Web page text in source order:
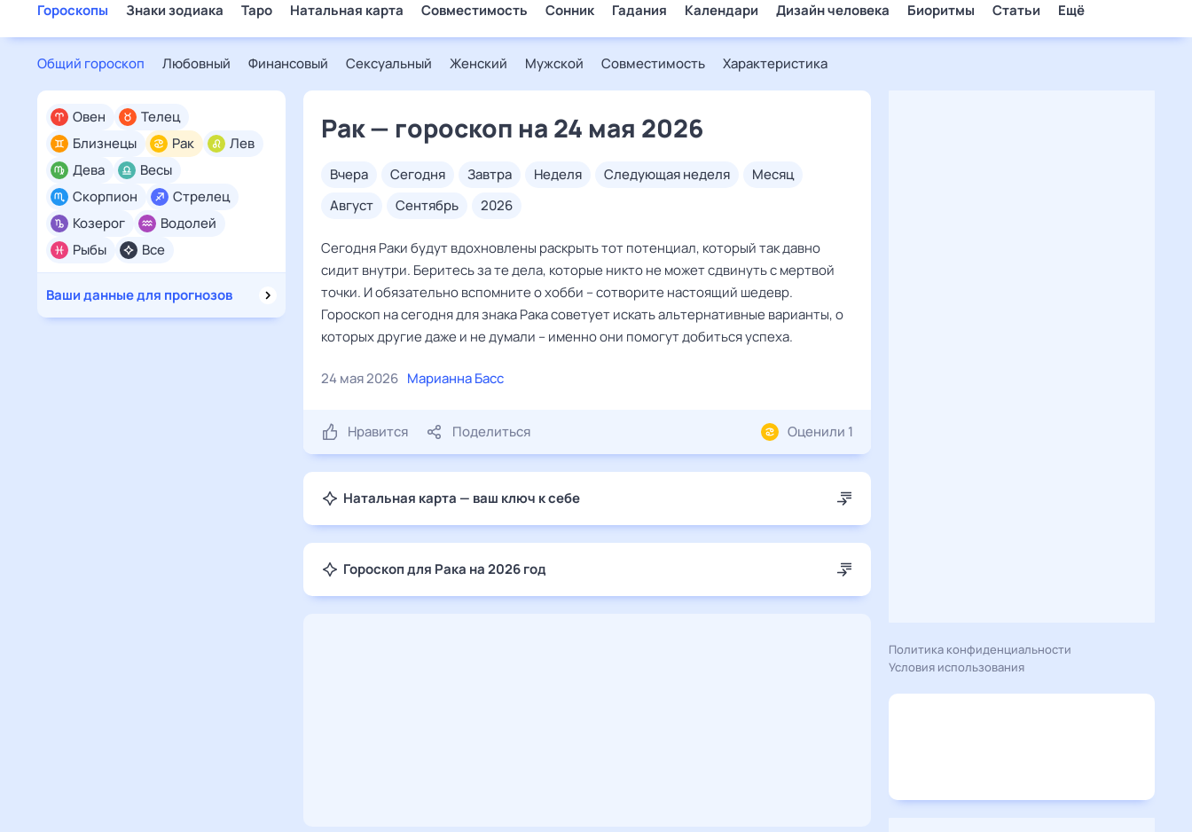
Гороскопы Знаки зодиака Таро Натальная карта Совместимость Сонник Гадания Календари Дизайн человека Биоритмы Статьи Ещё
Общий гороскоп Любовный Финансовый Сексуальный Женский Мужской Совместимость Характеристика
Все
Овен
Телец
Близнецы
Рак
Лев
Дева
Весы
Скорпион
Стрелец
Козерог
Водолей
Рыбы
Ваши данные для прогнозов
Рак — гороскоп на 24 мая 2026
вчера сегодня завтра неделя следующая неделя
месяц
август
сентябрь 2026
Сегодня Раки будут вдохновлены раскрыть тот потенциал, который так давно
сидит внутри. Беритесь за те дела, которые никто не может сдвинуть с мертвой
точки. И обязательно вспомните о хобби – сотворите настоящий шедевр.
Гороскоп на сегодня для знака Рака советует искать альтернативные варианты, о
которых другие даже и не думали – именно они помогут добиться успеха.
24 мая 2026 Марианна Басс
Нравится Поделиться Оценили 1
Натальная карта — ваш ключ к себе
Гороскоп для Рака на 2026 год
Политика конфиденциальности
Условия использования